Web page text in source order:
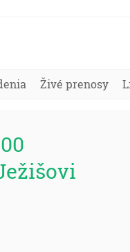
Živé prenosy